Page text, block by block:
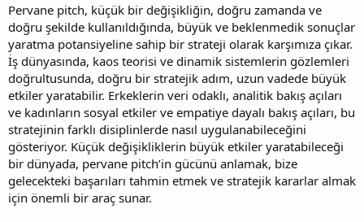
Pervane pitch, küçük bir değişikliğin, doğru zamanda ve
doğru şekilde kullanıldığında, büyük ve beklenmedik sonuçlar
yaratma potansiyeline sahip bir strateji olarak karşımıza çıkar.
İş dünyasında, kaos teorisi ve dinamik sistemlerin gözlemleri
doğrultusunda, doğru bir stratejik adım, uzun vadede büyük
etkiler yaratabilir. Erkeklerin veri odaklı, analitik bakış açıları
ve kadınların sosyal etkiler ve empatiye dayalı bakış açıları, bu
stratejinin farklı disiplinlerde nasıl uygulanabileceğini
gösteriyor. Küçük değişikliklerin büyük etkiler yaratabileceği
bir dünyada, pervane pitch’in gücünü anlamak, bize
gelecekteki başarıları tahmin etmek ve stratejik kararlar almak
için önemli bir araç sunar.